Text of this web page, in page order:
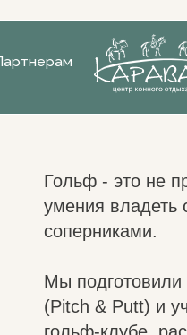
умения владеть собой и
соперниками.
(Pitch & Putt) и учебные
гольф-клубе,
луговой растительности.